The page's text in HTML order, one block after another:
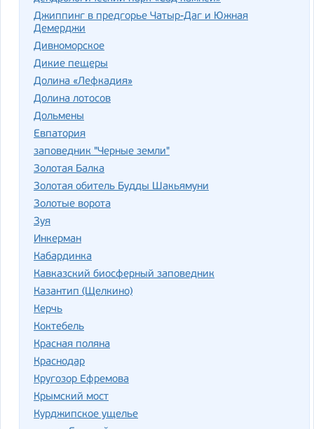
Джиппинг в предгорье Чатыр-Даг и Южная
Демерджи
Дивноморское
Дикие пещеры
Долина «Лефкадия»
Долина лотосов
Дольмены
Евпатория
заповедник "Черные земли"
Золотая Балка
Золотая обитель Будды Шакьямуни
Золотые ворота
Зуя
Инкерман
Кабардинка
Кавказский биосферный заповедник
Казантип (Щелкино)
Керчь
Коктебель
Красная поляна
Краснодар
Кругозор Ефремова
Крымский мост
Курджипское ущелье